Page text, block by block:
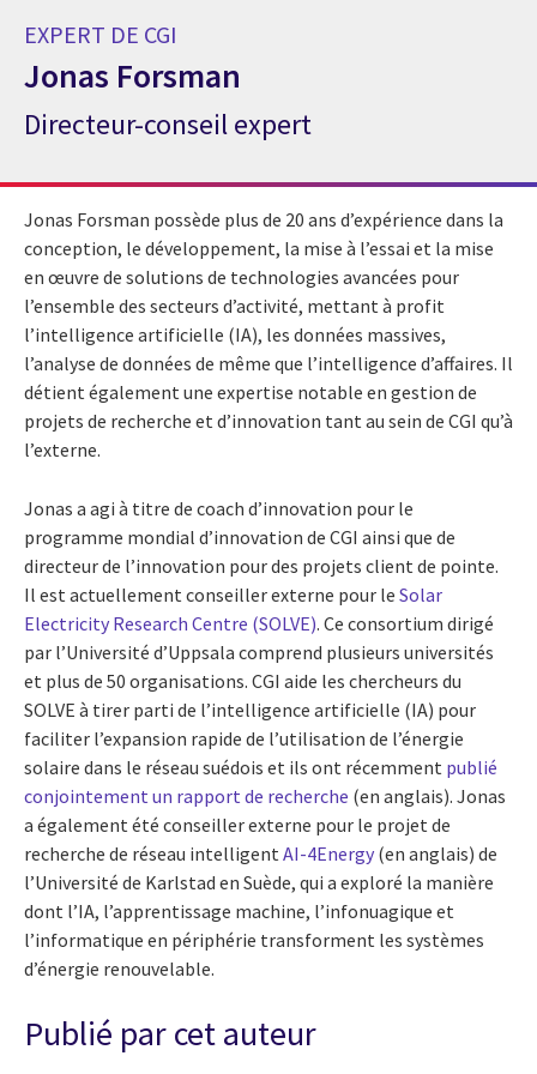
EXPERT DE CGI
Jonas Forsman
Expert de CGI Jonas Forsman
Directeur-conseil expert
Jonas Forsman possède plus de 20 ans d’expérience dans la
conception, le développement, la mise à l’essai et la mise
en œuvre de solutions de technologies avancées pour
l’ensemble des secteurs d’activité, mettant à profit
l’intelligence artificielle (IA), les données massives,
l’analyse de données de même que l’intelligence d’affaires. Il
détient également une expertise notable en gestion de
projets de recherche et d’innovation tant au sein de CGI qu’à
l’externe.
Jonas a agi à titre de coach d’innovation pour le
programme mondial d’innovation de CGI ainsi que de
directeur de l’innovation pour des projets client de pointe.
Il est actuellement conseiller externe pour le Solar
Electricity Research Centre (SOLVE). Ce consortium dirigé
par l’Université d’Uppsala comprend plusieurs universités
et plus de 50 organisations. CGI aide les chercheurs du
SOLVE à tirer parti de l’intelligence artificielle (IA) pour
faciliter l’expansion rapide de l’utilisation de l’énergie
solaire dans le réseau suédois et ils ont récemment publié
conjointement un rapport de recherche (en anglais). Jonas
a également été conseiller externe pour le projet de
recherche de réseau intelligentAI-4Energy (en anglais) de
l’Université de Karlstad en Suède, qui a exploré la manière
dont l’IA, l’apprentissage machine, l’infonuagique et
l’informatique en périphérie transforment les systèmes
d’énergie renouvelable.
Publié par cet auteur